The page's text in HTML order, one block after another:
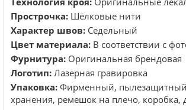
Прострочка: Шёлковые нити
Характер швов: Седельный
Цвет материала: В соответствии с
Фурнитура: Оригинальная брендовая
Логотип: Лазерная гравировка
Упаковка: Фирменный,
хранения, ремешок на плечо, коробка,